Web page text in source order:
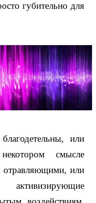
губительно для
или
смысле
отравляющими, или
активизирующие